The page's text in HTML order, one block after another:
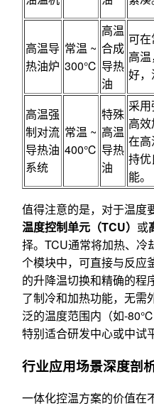
高温导
热油炉
常温 ~
300℃
高温
合成
导热
油
可
高
好，
高温强
制对流
导热油
系统
常温 ~
400℃
特殊
高温
导热
油
采
高效
在
持
能。
值得注意的是，对于温度
温度控制单元（TCU） 或
择。TCU通常将加热、冷
个模块中，可直接与反应
的升降温切换和精确的程
了制冷和加热功能，无需
泛的温度范围内（如-
特别适合研发中心或中试
行业应用场景深度剖
一体化控温方案的价值在